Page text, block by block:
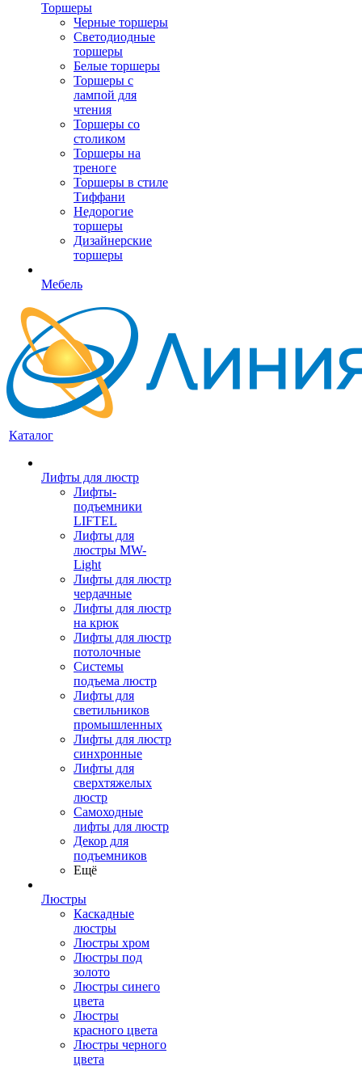
Торшеры
Черные торшеры
Светодиодные
торшеры
Белые торшеры
Торшеры с
лампой для
чтения
Торшеры со
столиком
Торшеры на
треноге
Торшеры в стиле
Тиффани
Недорогие
торшеры
Дизайнерские
торшеры
Мебель
Каталог
Лифты для люстр
Лифты-
подъемники
LIFTEL
Лифты для
люстры MW-
Light
Лифты для люстр
чердачные
Лифты для люстр
на крюк
Лифты для люстр
потолочные
Системы
подъема люстр
Лифты для
светильников
промышленных
Лифты для люстр
синхронные
Лифты для
сверхтяжелых
люстр
Самоходные
лифты для люстр
Декор для
подъемников
Ещё
Люстры
Каскадные
люстры
Люстры хром
Люстры под
золото
Люстры синего
цвета
Люстры
красного цвета
Люстры черного
цвета